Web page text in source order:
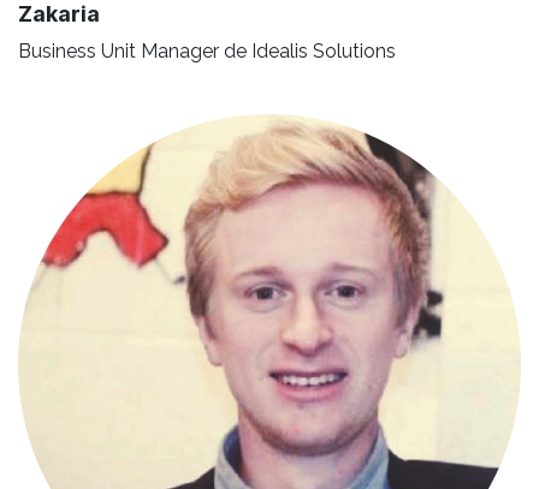
Zakaria
Business Unit Manager de Idealis Solutions